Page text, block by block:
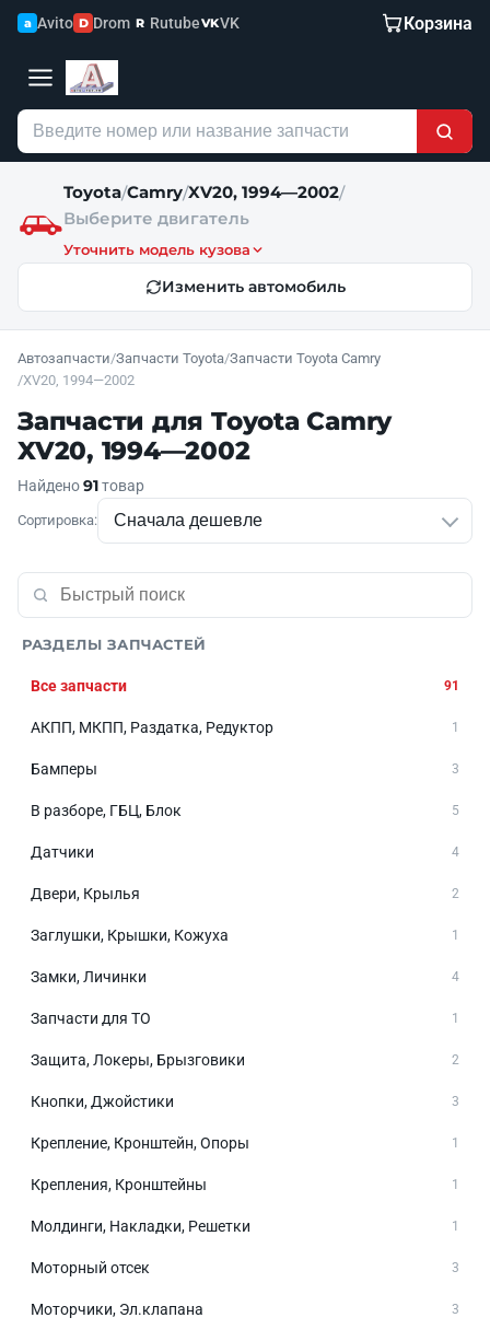
a Avito D Drom R RutubeVKVK Корзина
Toyota/Camry/XV20, 1994—2002/
Выберите двигатель
Уточнить модель кузова
Изменить автомобиль
Автозапчасти/Запчасти Toyota/Запчасти Toyota Camry
/XV20, 1994—2002
Запчасти для Toyota Camry
XV20, 1994—2002
Найдено91товар
Сортировка:
РАЗДЕЛЫ ЗАПЧАСТЕЙ
Все запчасти 91
АКПП, МКПП, Раздатка, Редуктор 1
Бамперы 3
В разборе, ГБЦ, Блок 5
Датчики 4
Двери, Крылья 2
Заглушки, Крышки, Кожуха 1
Замки, Личинки 4
Запчасти для ТО 1
Защита, Локеры, Брызговики 2
Кнопки, Джойстики 3
Крепление, Кронштейн, Опоры 1
Крепления, Кронштейны 1
Молдинги, Накладки, Решетки 1
Моторный отсек 3
Моторчики, Эл.клапана 3